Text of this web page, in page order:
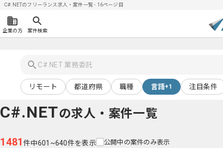
C#.NETのフリーランス求人・案件一覧 - 16ページ目
企業の方 案件検索
リモート 都道府県 職種 言語+1 注目条件
C#.NETの求人・案件一覧
1481件中601~640件を表示 公開中の案件のみ表示